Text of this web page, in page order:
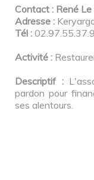
Contact : René
Adresse :
Tél :
Activité :
Descriptif :
pardon pour
ses alentours.